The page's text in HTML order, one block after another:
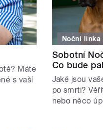
Máte
s vaší
Noční linka
Sobotní
Co bude
Jaké jsou
po smrti?
nebo něco